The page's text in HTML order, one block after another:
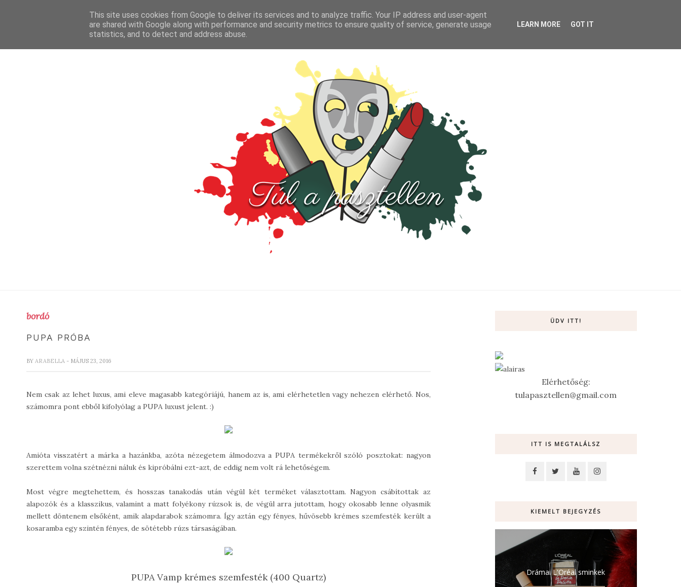
FŐOLDAL TESZT PARFÜM KULTÚRA VIDEÓ
bordó
PUPA PRÓBA
BY ARABELLA - MÁJUS 23, 2016
Nem csak az lehet luxus, ami eleve magasabb kategóriájú, hanem az is, ami elérhetetlen vagy nehezen elérhető. Nos,
számomra pont ebből kifolyólag a PUPA luxust jelent. :)
Amióta visszatért a márka a hazánkba, azóta nézegetem álmodozva a PUPA termékekről szóló posztokat: nagyon
szerettem volna szétnézni náluk és kipróbálni ezt-azt, de eddig nem volt rá lehetőségem.
Most végre megtehettem, és hosszas tanakodás után végül két terméket választottam. Nagyon csábítottak az
alapozók és a klasszikus, valamint a matt folyékony rúzsok is, de végül arra jutottam, hogy okosabb lenne olyasmik
mellett döntenem elsőként, amik alapdarabok számomra. Így aztán egy fényes, hűvösebb krémes szemfesték került a
kosaramba egy szintén fényes, de sötétebb rúzs társaságában.
PUPA Vamp krémes szemfesték (400 Quartz)
ÜDV ITT!
Elérhetőség:
tulapasztellen@gmail.com
ITT IS MEGTALÁLSZ
KIEMELT BEJEGYZÉS
Drámai L'Oréal sminkek
This site uses cookies from Google to deliver its services and to analyze traffic. Your IP address and user-agent
are shared with Google along with performance and security metrics to ensure quality of service, generate usage
statistics, and to detect and address abuse.
LEARN MORE GOT IT